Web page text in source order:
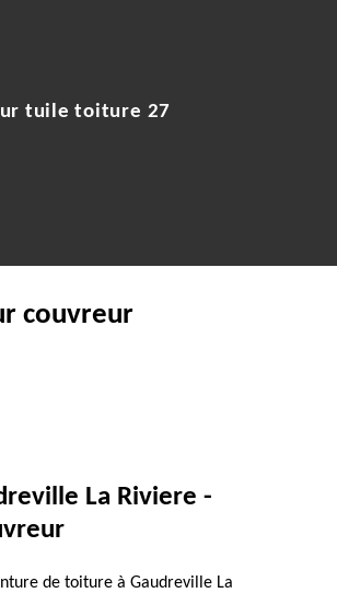
tuile toiture 27
couvreur
La Riviere -
de toiture à Gaudreville La